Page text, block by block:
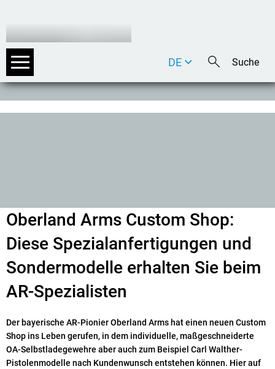
DE
EN
Oberland Arms Custom Shop:
Diese Spezialanfertigungen und
Sondermodelle erhalten Sie beim
AR-Spezialisten
Der bayerische AR-Pionier Oberland Arms hat einen neuen Custom
Shop ins Leben gerufen, in dem individuelle, maßgeschneiderte
OA-Selbstladegewehre aber auch zum Beispiel Carl Walther-
Pistolenmodelle nach Kundenwunsch entstehen können. Hier auf